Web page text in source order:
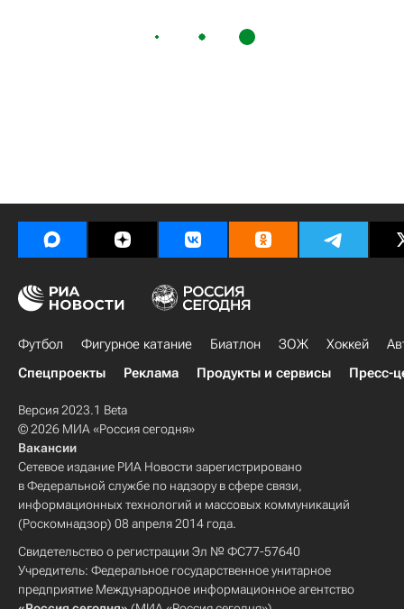
Футбол Фигурное катание Биатлон ЗОЖ Хоккей
Спецпроекты
Реклама Продукты и сервисы Пресс-
Версия 2023.1 Beta
© 2026 МИА «Россия сегодня»
Вакансии
Сетевое издание РИА Новости зарегистрировано
в Федеральной службе по надзору в сфере связи,
информационных технологий и массовых коммуникаций
(Роскомнадзор) 08 апреля 2014 года.
Свидетельство о регистрации Эл № ФС77-57640
Учредитель: Федеральное государственное унитарное
предприятие Международное информационное агентство